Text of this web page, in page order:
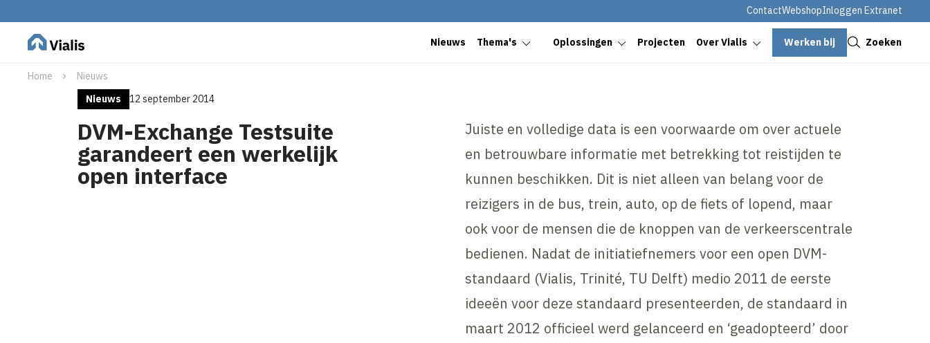
ContactWebshopInloggen Extranet
Nieuws Thema's Oplossingen Projecten Over Vialis Werken bij Zoeken
Home
Nieuws
Nieuws
12 september 2014
DVM-Exchange Testsuite
garandeert een werkelijk
open interface
Juiste en volledige data is een voorwaarde om over actuele
en betrouwbare informatie met betrekking tot reistijden te
kunnen beschikken. Dit is niet alleen van belang voor de
reizigers in de bus, trein, auto, op de fiets of lopend, maar
ook voor de mensen die de knoppen van de verkeerscentrale
bedienen. Nadat de initiatiefnemers voor een open DVM-
standaard (Vialis, Trinité, TU Delft) medio 2011 de eerste
ideeën voor deze standaard presenteerden, de standaard in
maart 2012 officieel werd gelanceerd en ‘geadopteerd’ door
Sluiten